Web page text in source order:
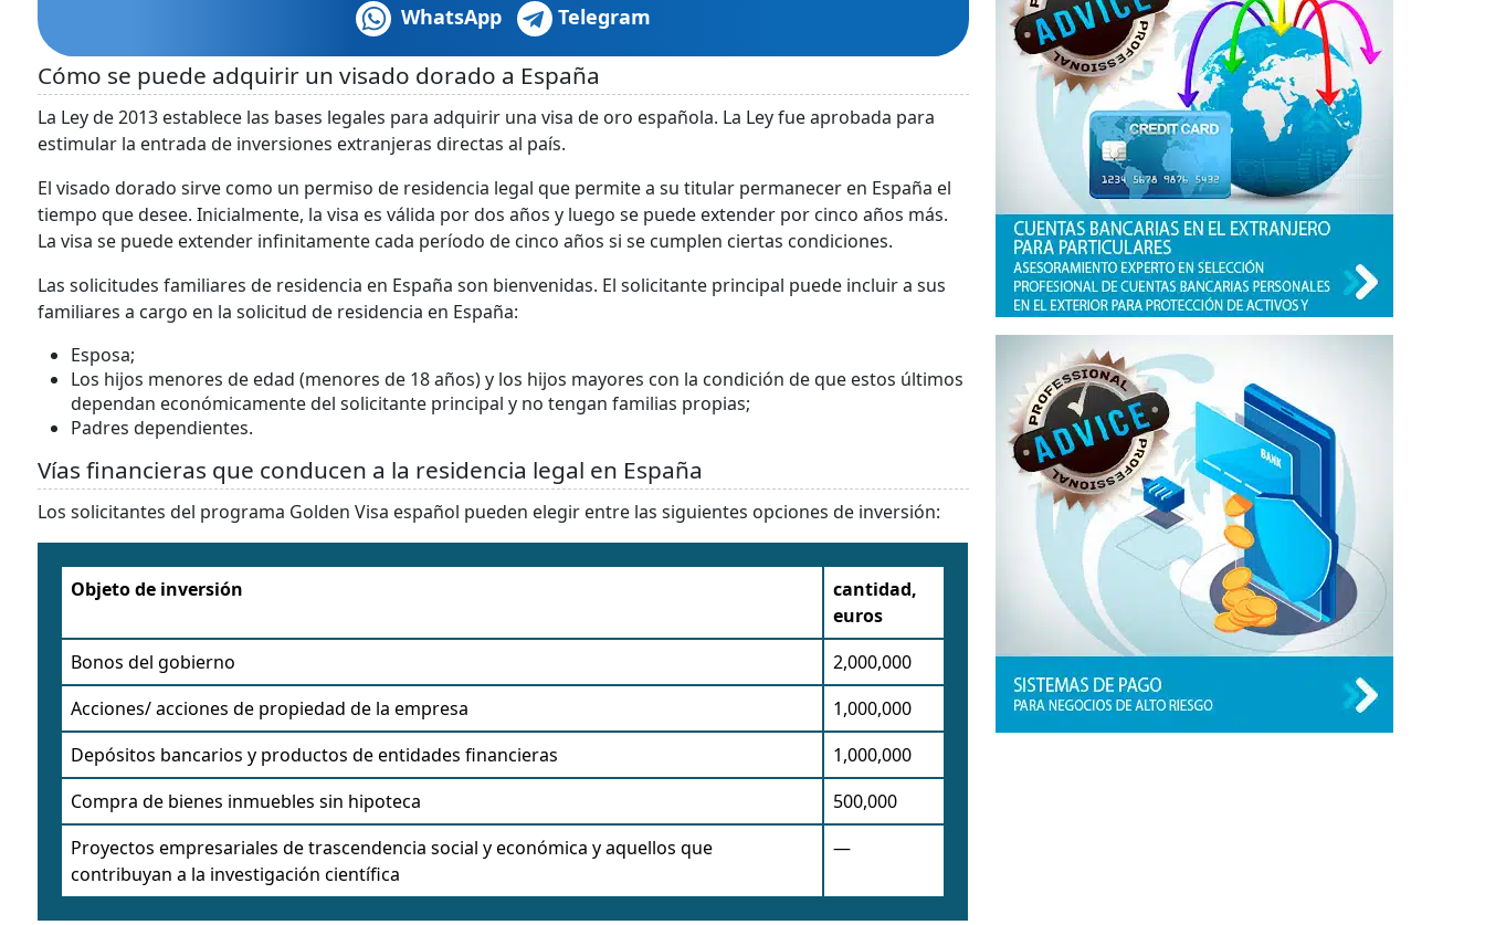
WhatsApp Telegram
Cómo se puede adquirir un visado dorado a España
La Ley de 2013 establece las bases legales para adquirir una visa de oro española. La Ley fue aprobada para
estimular la entrada de inversiones extranjeras directas al país.
El visado dorado sirve como un permiso de residencia legal que permite a su titular permanecer en España el
tiempo que desee. Inicialmente, la visa es válida por dos años y luego se puede extender por cinco años más.
La visa se puede extender infinitamente cada período de cinco años si se cumplen ciertas condiciones.
Las solicitudes familiares de residencia en España son bienvenidas. El solicitante principal puede incluir a sus
familiares a cargo en la solicitud de residencia en España:
Esposa;
Los hijos menores de edad (menores de 18 años) y los hijos mayores con la condición de que estos últimos
dependan económicamente del solicitante principal y no tengan familias propias;
Padres dependientes.
Vías financieras que conducen a la residencia legal en España
Los solicitantes del programa Golden Visa español pueden elegir entre las siguientes opciones de inversión:
Objeto de inversión
cantidad,
euros
Bonos del gobierno
2,000,000
Acciones/ acciones de propiedad de la empresa
1,000,000
Depósitos bancarios y productos de entidades financieras
1,000,000
Compra de bienes inmuebles sin hipoteca
500,000
Proyectos empresariales de trascendencia social y económica y aquellos que
contribuyan a la investigación científica
—